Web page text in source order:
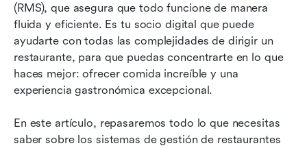
(RMS), que asegura que todo funcione de manera
fluida y eficiente. Es tu socio digital que puede
ayudarte con todas las complejidades de dirigir un
restaurante, para que puedas concentrarte en lo que
haces mejor: ofrecer comida increíble y una
experiencia gastronómica excepcional.
En este artículo, repasaremos todo lo que necesitas
saber sobre los sistemas de gestión de restaurantes
Conclusión